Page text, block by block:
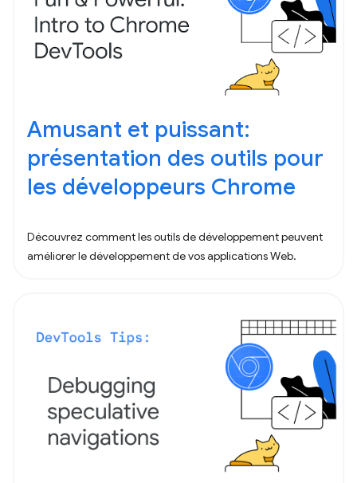
Amusant et puissant:
présentation des outils pour
les développeurs Chrome
Découvrez comment les outils de développement peuvent
améliorer le développement de vos applications Web.